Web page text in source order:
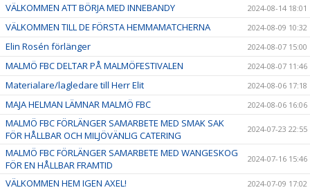
VÄLKOMMEN ATT BÖRJA MED INNEBANDY 2024-08-14 18:01
VÄLKOMMEN TILL DE FÖRSTA HEMMAMATCHERNA 2024-08-09 10:32
Elin Rosén förlänger 2024-08-07 15:00
MALMÖ FBC DELTAR PÅ MALMÖFESTIVALEN 2024-08-07 11:46
Materialare/lagledare till Herr Elit 2024-08-06 17:18
MAJA HELMAN LÄMNAR MALMÖ FBC 2024-08-06 16:06
MALMÖ FBC FÖRLÄNGER SAMARBETE MED SMAK SAK
FÖR HÅLLBAR OCH MILJÖVÄNLIG CATERING
2024-07-23 22:55
MALMÖ FBC FÖRLÄNGER SAMARBETE MED WANGESKOG
FÖR EN HÅLLBAR FRAMTID
2024-07-16 15:46
VÄLKOMMEN HEM IGEN AXEL! 2024-07-09 17:02